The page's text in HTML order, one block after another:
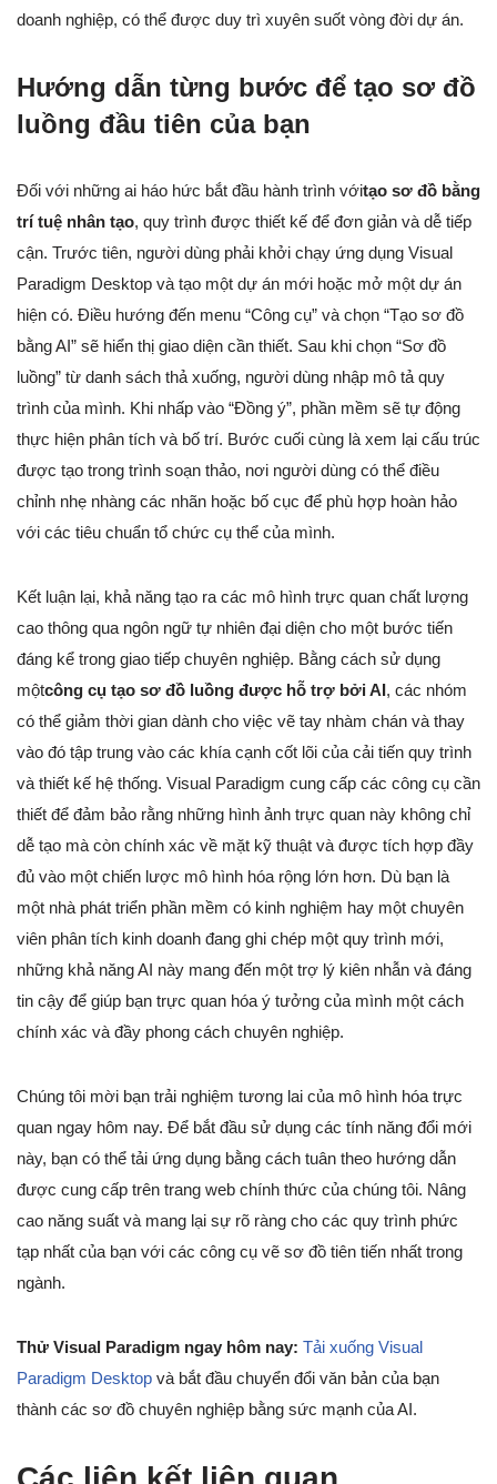
doanh nghiệp, có thể được duy trì xuyên suốt vòng đời dự án.
Hướng dẫn từng bước để tạo sơ đồ
luồng đầu tiên của bạn
Đối với những ai háo hức bắt đầu hành trình vớitạo sơ đồ bằng
trí tuệ nhân tạo, quy trình được thiết kế để đơn giản và dễ tiếp
cận. Trước tiên, người dùng phải khởi chạy ứng dụng Visual
Paradigm Desktop và tạo một dự án mới hoặc mở một dự án
hiện có. Điều hướng đến menu “Công cụ” và chọn “Tạo sơ đồ
bằng AI” sẽ hiển thị giao diện cần thiết. Sau khi chọn “Sơ đồ
luồng” từ danh sách thả xuống, người dùng nhập mô tả quy
trình của mình. Khi nhấp vào “Đồng ý”, phần mềm sẽ tự động
thực hiện phân tích và bố trí. Bước cuối cùng là xem lại cấu trúc
được tạo trong trình soạn thảo, nơi người dùng có thể điều
chỉnh nhẹ nhàng các nhãn hoặc bố cục để phù hợp hoàn hảo
với các tiêu chuẩn tổ chức cụ thể của mình.
Kết luận lại, khả năng tạo ra các mô hình trực quan chất lượng
cao thông qua ngôn ngữ tự nhiên đại diện cho một bước tiến
đáng kể trong giao tiếp chuyên nghiệp. Bằng cách sử dụng
mộtcông cụ tạo sơ đồ luồng được hỗ trợ bởi AI, các nhóm
có thể giảm thời gian dành cho việc vẽ tay nhàm chán và thay
vào đó tập trung vào các khía cạnh cốt lõi của cải tiến quy trình
và thiết kế hệ thống. Visual Paradigm cung cấp các công cụ cần
thiết để đảm bảo rằng những hình ảnh trực quan này không chỉ
dễ tạo mà còn chính xác về mặt kỹ thuật và được tích hợp đầy
đủ vào một chiến lược mô hình hóa rộng lớn hơn. Dù bạn là
một nhà phát triển phần mềm có kinh nghiệm hay một chuyên
viên phân tích kinh doanh đang ghi chép một quy trình mới,
những khả năng AI này mang đến một trợ lý kiên nhẫn và đáng
tin cậy để giúp bạn trực quan hóa ý tưởng của mình một cách
chính xác và đầy phong cách chuyên nghiệp.
Chúng tôi mời bạn trải nghiệm tương lai của mô hình hóa trực
quan ngay hôm nay. Để bắt đầu sử dụng các tính năng đổi mới
này, bạn có thể tải ứng dụng bằng cách tuân theo hướng dẫn
được cung cấp trên trang web chính thức của chúng tôi. Nâng
cao năng suất và mang lại sự rõ ràng cho các quy trình phức
tạp nhất của bạn với các công cụ vẽ sơ đồ tiên tiến nhất trong
ngành.
Thử Visual Paradigm ngay hôm nay: Tải xuống Visual
Paradigm Desktop và bắt đầu chuyển đổi văn bản của bạn
thành các sơ đồ chuyên nghiệp bằng sức mạnh của AI.